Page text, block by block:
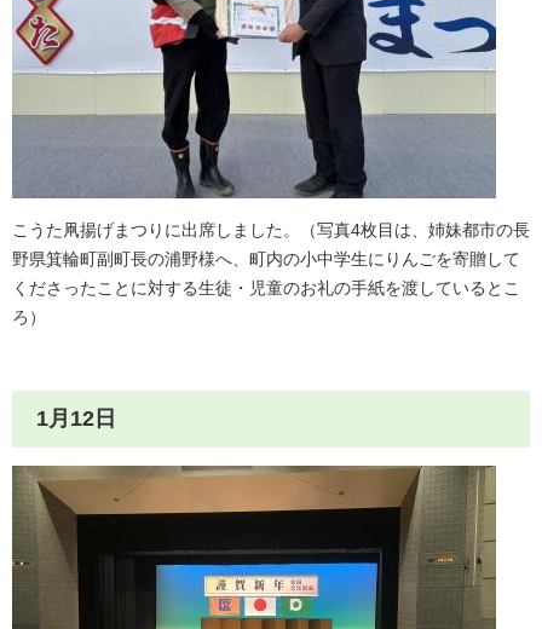
こうた凧揚げまつりに出席しました。（写真4枚目は、姉妹都市の長
野県箕輪町副町長の浦野様へ、町内の小中学生にりんごを寄贈して
くださったことに対する生徒・児童のお礼の手紙を渡しているとこ
ろ）
1月12日